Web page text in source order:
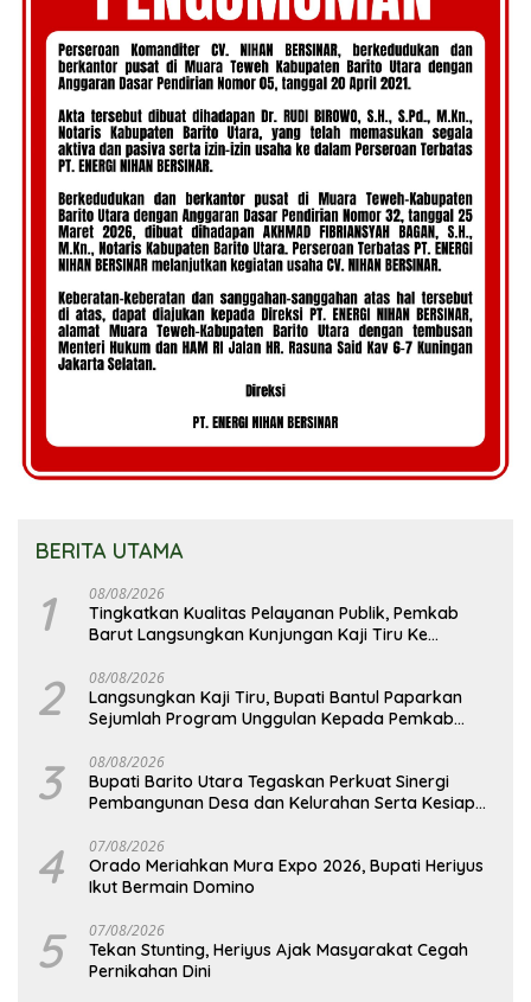
BERITA UTAMA
1 08/08/2026
Tingkatkan Kualitas Pelayanan Publik, Pemkab
Barut Langsungkan Kunjungan Kaji Tiru Ke
2 08/08/2026
Langsungkan Kaji Tiru, Bupati Bantul Paparkan
Sejumlah Program Unggulan Kepada Pemkab
3 08/08/2026
Bupati Barito Utara Tegaskan Perkuat Sinergi
Pembangunan Desa dan Kelurahan Serta Kesiapan
4 07/08/2026
Orado Meriahkan Mura Expo 2026, Bupati Heriyus
Ikut Bermain Domino
5 07/08/2026
Tekan Stunting, Heriyus Ajak Masyarakat Cegah
Pernikahan Dini